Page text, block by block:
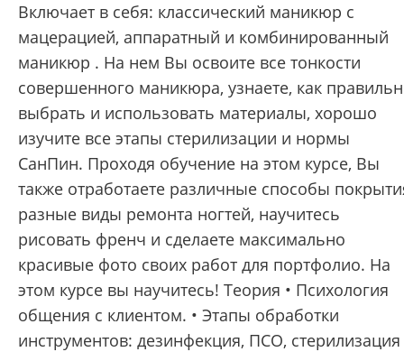
Включает в себя: классический маникюр с
мацерацией, аппаратный и комбинированный
маникюр . На нем Вы освоите все тонкости
совершенного маникюра, узнаете, как
выбрать и использовать материалы, хорошо
изучите все этапы стерилизации и нормы
СанПин. Проходя обучение на этом курсе, Вы
также отработаете различные способы
разные виды ремонта ногтей, научитесь
рисовать френч и сделаете максимально
красивые фото своих работ для портфолио. На
этом курсе вы научитесь! Теория • Психология
общения с клиентом. • Этапы обработки
инструментов: дезинфекция, ПСО,